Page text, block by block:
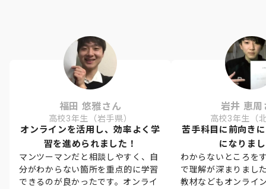
福田 悠雅さん
高校3年生（岩手県）
オンラインを活用し、効率よく学
習を進められました！
マンツーマンだと相談しやすく、自
分がわからない箇所を重点的に学習
できるのが良かったです。オンライ
岩井 恵周
高校3年生（
苦手科目に前向き
になりま
わからないところを
で理解が深まりまし
教材などもオンライ